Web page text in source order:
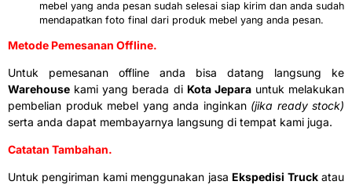
mebel yang anda pesan sudah selesai siap kirim dan anda sudah
mendapatkan foto final dari produk mebel yang anda pesan.
Metode Pemesanan Offline.
Untuk pemesanan offline anda bisa datang langsung ke
Warehouse kami yang berada di Kota Jeparauntuk melakukan
pembelian produk mebel yang anda inginkan (jika ready stock)
serta anda dapat membayarnya langsung di tempat kami juga.
Catatan Tambahan.
Untuk pengiriman kami menggunakan jasa Ekspedisi Truckatau